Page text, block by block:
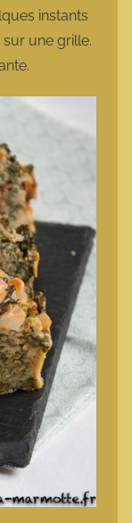
instants
une grille.